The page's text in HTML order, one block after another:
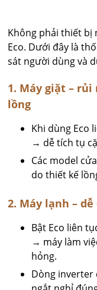
Không phải thiết bị
Eco. Dưới đây là
sát người dùng và
1. Máy giặt –
lồng
Khi dùng Eco
→ dễ tích tụ
Các model
do thiết kế
2. Máy lạnh –
Bật Eco liên
→ máy làm
hỏng.
Dòng inverter